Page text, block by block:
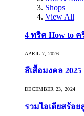
Shops
View All
4 ทริค How to ค
APRIL 7, 2026
สีเสื้อมงคล
DECEMBER 23, 2024
รวมไอเดียสร้อ